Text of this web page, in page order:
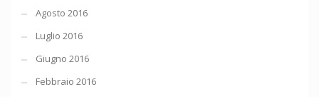
Agosto 2016
Luglio 2016
Giugno 2016
Febbraio 2016